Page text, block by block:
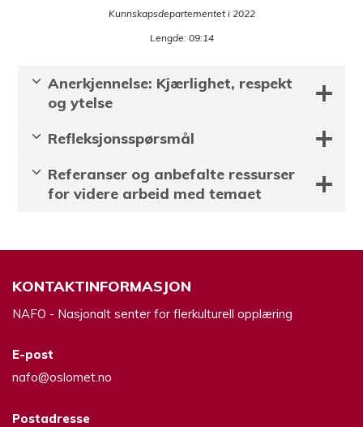
Kunnskapsdepartementet i 2022
Lengde: 09:14
Anerkjennelse: Kjærlighet, respekt
og ytelse
Refleksjonsspørsmål
Referanser og anbefalte ressurser
for videre arbeid med temaet
KONTAKTINFORMASJON
NAFO - Nasjonalt senter for flerkulturell opplæring
E-post
nafo@oslomet.no
Postadresse